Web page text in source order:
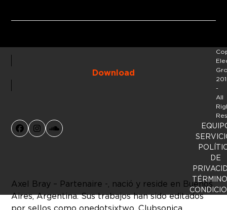
Download
Facebook
InstagramSoundCloud
Axel Bray – Partenaire -, nació y reside en Buenos
Aires, Argentina. Sus trabajos han sido editados
por sellos como onedotsixtwo, Clubsonica,
-
All
DE